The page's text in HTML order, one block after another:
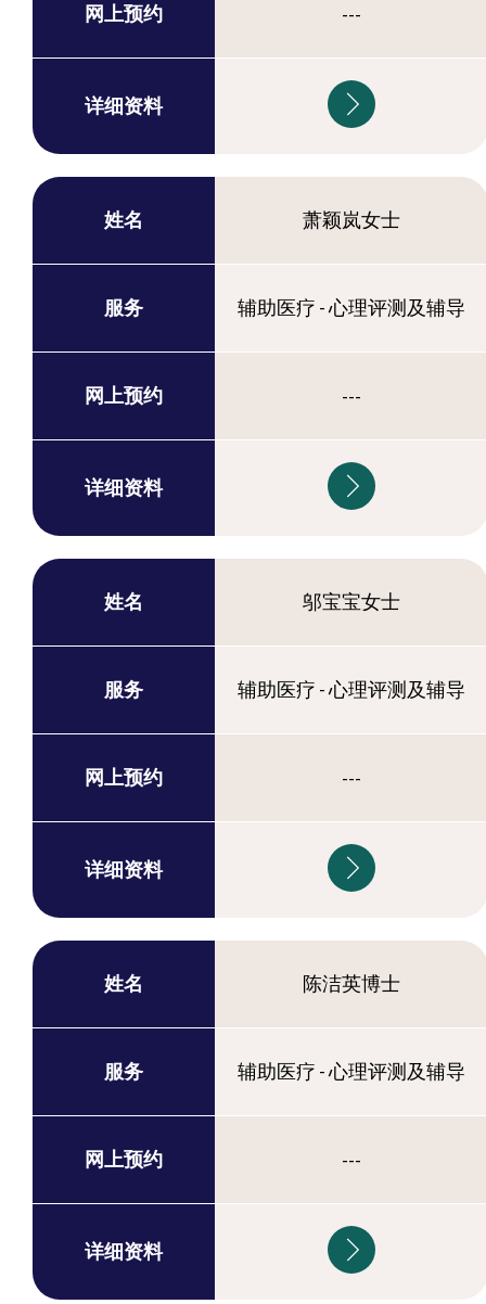
网上预约 ---
详细资料
姓名 萧颖岚女士
服务 辅助医疗 - 心理评测及辅导
网上预约 ---
详细资料
姓名 邬宝宝女士
服务 辅助医疗 - 心理评测及辅导
网上预约 ---
详细资料
姓名 陈洁英博士
服务 辅助医疗 - 心理评测及辅导
网上预约 ---
详细资料